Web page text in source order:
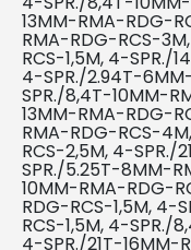
13MM-RMA-RDG-
RMA-RDG-RCS-
RCS-1,5M, 4-SPR./
4-SPR./2.94T-
SPR./8,4T-10MM-
13MM-RMA-RDG-
RMA-RDG-RCS-
RCS-2,5M, 4-SPR./
SPR./5.25T-8MM-
10MM-RMA-RDG-
RDG-RCS-1,5M, 4-
RCS-1,5M, 4-SPR./
4-SPR./21T-16MM-